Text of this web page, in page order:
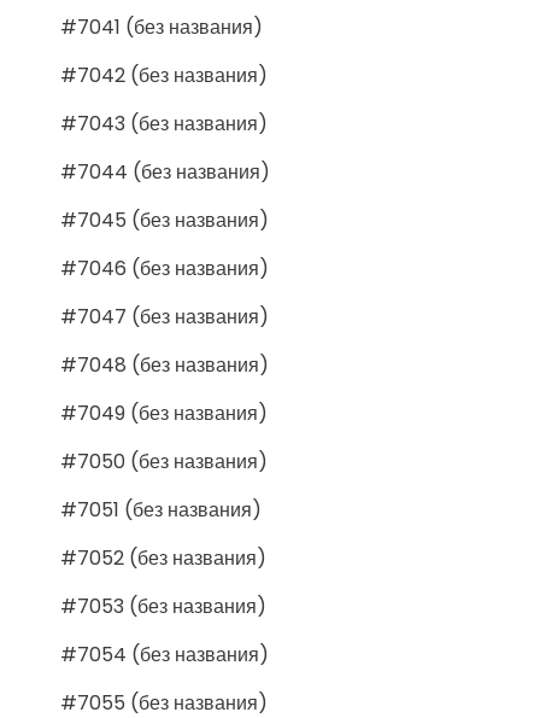
#7041 (без названия)
#7042 (без названия)
#7043 (без названия)
#7044 (без названия)
#7045 (без названия)
#7046 (без названия)
#7047 (без названия)
#7048 (без названия)
#7049 (без названия)
#7050 (без названия)
#7051 (без названия)
#7052 (без названия)
#7053 (без названия)
#7054 (без названия)
#7055 (без названия)